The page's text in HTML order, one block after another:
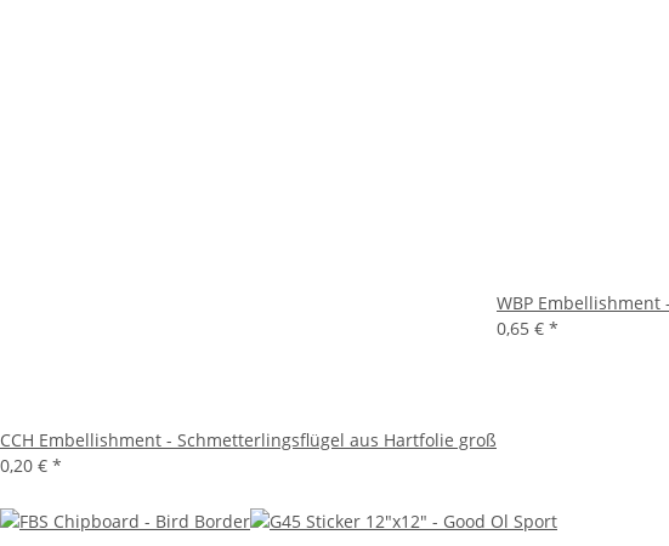
CCH Embellishment - Schmetterlingsflügel aus Hartfolie groß
0,20 € *
WBP Embellishment
0,65 € *